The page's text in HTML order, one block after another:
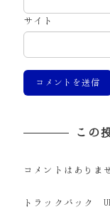
サイト
この
コメントはありま
トラックバック